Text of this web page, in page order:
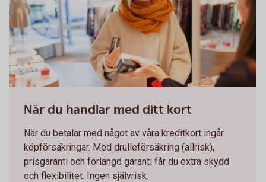
När du handlar med ditt kort
När du betalar med något av våra kreditkort ingår
köpförsäkringar. Med drulleförsäkring (allrisk),
prisgaranti och förlängd garanti får du extra skydd
och flexibilitet. Ingen självrisk.